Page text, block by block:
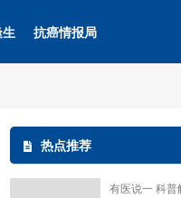
抗癌情报局
热点推荐
有医说一 科